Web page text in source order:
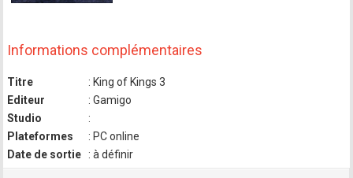
Informations complémentaires
Titre
: King of Kings 3
Editeur
: Gamigo
Studio
:
Plateformes
: PC online
Date de sortie
: à définir